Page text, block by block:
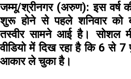
जम्मू/श्रीनगर (अरुण):इस वर्ष
शुरू होने से पहले शनिवार को
तस्वीर सामने आई है। सोशल
वीडियो में दिख रहा है कि 6 से
आकार ले चुका है।